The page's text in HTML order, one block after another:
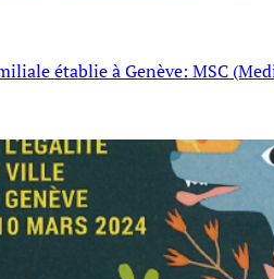
établie à Genève: MSC